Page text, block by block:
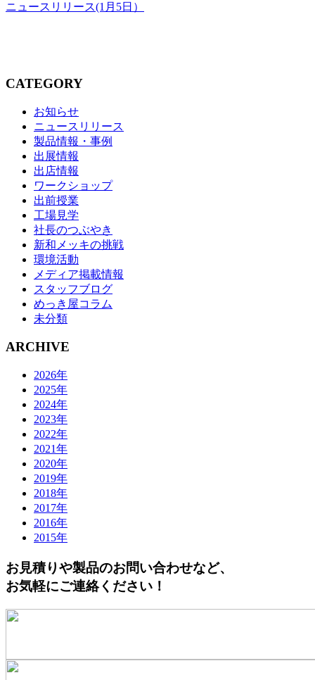
ニュースリリース(1月5日）
CATEGORY
お知らせ
ニュースリリース
製品情報・事例
出展情報
出店情報
ワークショップ
出前授業
工場見学
社長のつぶやき
新和メッキの挑戦
環境活動
メディア掲載情報
スタッフブログ
めっき屋コラム
未分類
ARCHIVE
2026年
2025年
2024年
2023年
2022年
2021年
2020年
2019年
2018年
2017年
2016年
2015年
お見積りや製品のお問い合わせなど、
お気軽にご連絡ください！